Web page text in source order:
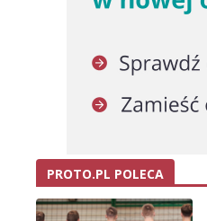
PROTO.PL POLECA